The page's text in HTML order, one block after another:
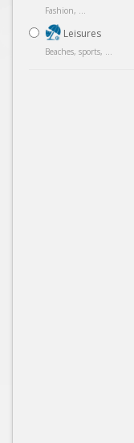
Fashion, ...
Leisures
Beaches, sports, ...